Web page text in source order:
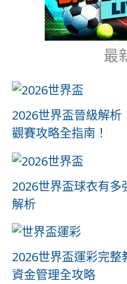
最
2026世界盃晉級解
觀賽攻略全指南！
2026世界盃球衣有
解析
2026世界盃運彩完
資金管理全攻略